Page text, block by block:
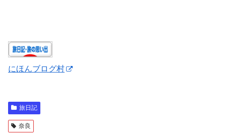
にほんブログ村
旅日記
奈良